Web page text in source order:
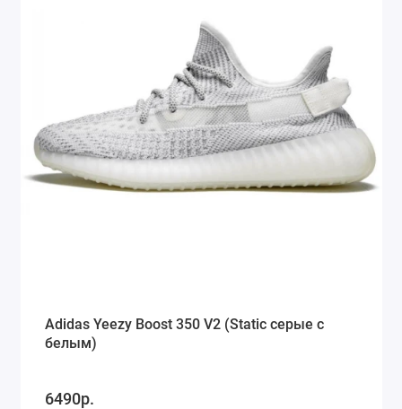
Adidas Yeezy Boost 350 V2 (Static серые с
белым)
6490р.